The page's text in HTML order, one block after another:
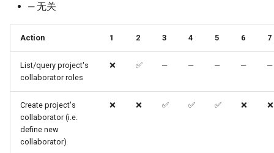
‒无关
Action 1 2 3 4 5 6 7
List/query project's
collaborator roles
❌ ✅ ‒ ‒ ‒ ‒ ‒
Create project's
collaborator (i.e.
define new
collaborator)
❌ ❌ ✅ ✅ ✅ ❌ ❌